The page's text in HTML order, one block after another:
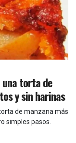
una torta de
y sin harinas
de manzana más
simples pasos.